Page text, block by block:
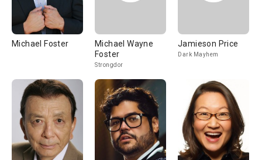
Michael Foster
Michael Wayne
Foster
Strongdor
Jamieson Price
Dark Mayhem